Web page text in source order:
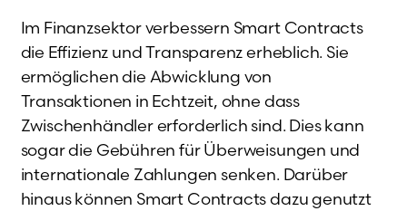
Im Finanzsektor verbessern Smart Contracts
die Effizienz und Transparenz erheblich. Sie
ermöglichen die Abwicklung von
Transaktionen in Echtzeit, ohne dass
Zwischenhändler erforderlich sind. Dies kann
sogar die Gebühren für Überweisungen und
internationale Zahlungen senken. Darüber
hinaus können Smart Contracts dazu genutzt